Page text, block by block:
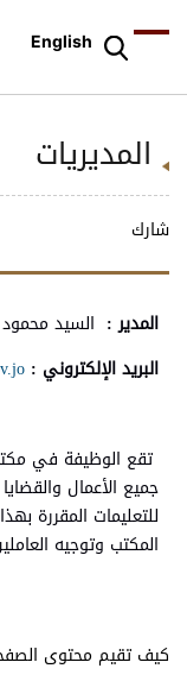
English
المديريات
شارك
المدير : السيد
البريد الإلكتروني :
تقع الوظيفة في
جميع الأعمال
للتعليمات المقررة
المكتب وتوجيه
كيف تقيم محتوى